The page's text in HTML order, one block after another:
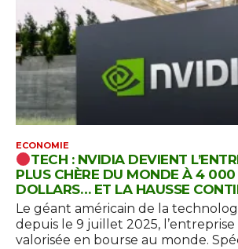
ECONOMIE
TECH : NVIDIA DEVIENT
PLUS CHÈRE DU MONDE À 4
DOLLARS… ET LA HAUSSE
Le géant américain de la
depuis le 9 juillet 2025,
valorisée en bourse au monde.